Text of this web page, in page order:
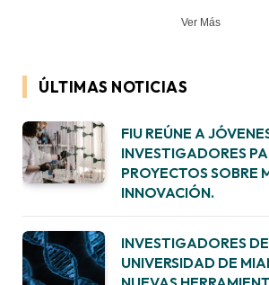
Ver Más
ÚLTIMAS NOTICIAS
FIU REÚNE A
INVESTIGADORES
PROYECTOS SOBRE
INNOVACIÓN.
INVESTIGADORES
UNIVERSIDAD DE